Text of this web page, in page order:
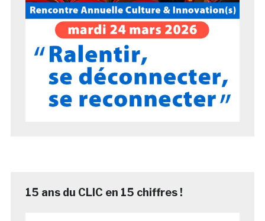
15 ans du CLIC en 15 chiffres !